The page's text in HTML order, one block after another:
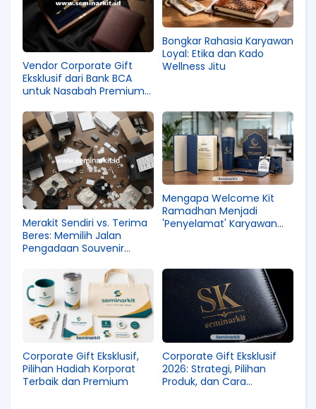
Vendor Corporate Gift
Eksklusif dari Bank BCA
untuk Nasabah Premium
Bongkar Rahasia Karyawan
Loyal: Etika dan Kado
Wellness Jitu
Merakit Sendiri vs. Terima
Beres: Memilih Jalan
Pengadaan Souvenir
Mengapa Welcome Kit
Ramadhan Menjadi
'Penyelamat' Karyawan
Corporate Gift Eksklusif,
Pilihan Hadiah Korporat
Terbaik dan Premium
Corporate Gift Eksklusif
2026: Strategi, Pilihan
Produk, dan Cara